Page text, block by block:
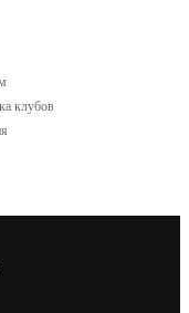
клубов